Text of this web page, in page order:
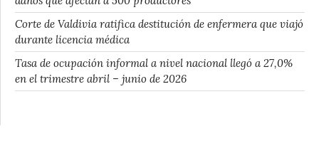
Corte de Valdivia ratifica destitución de enfermera que viajó
durante licencia médica
Tasa de ocupación informal a nivel nacional llegó a 27,0%
en el trimestre abril – junio de 2026